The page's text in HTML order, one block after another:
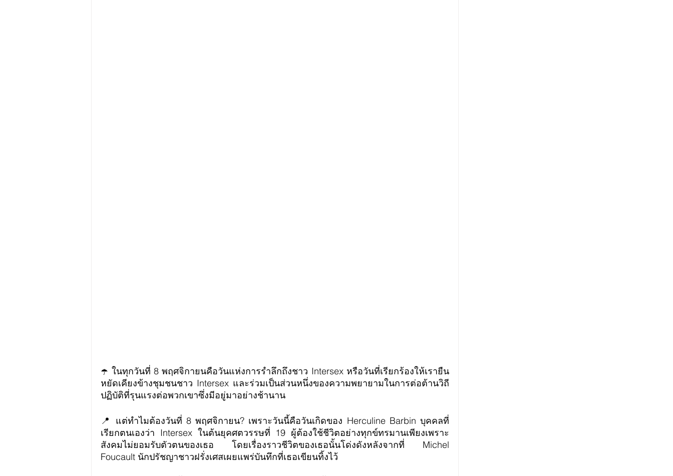
☂️ ในทุกวันที่ 8 พฤศจิกายนคือวันแห่งการรำลึกถึงชาว Intersex หรือวันที่เรียกร้องให้เรายืน
หยัดเคียงข้างชุมชนชาว Intersex และร่วมเป็นส่วนหนึ่งของความพยายามในการต่อต้านวิถี
ปฏิบัติที่รุนแรงต่อพวกเขาซึ่งมีอยู่มาอย่างช้านาน
📍 แต่ทำไมต้องวันที่ 8 พฤศจิกายน? เพราะวันนี้คือวันเกิดของ Herculine Barbin บุคคลที่
เรียกตนเองว่า Intersex ในต้นยุคศตวรรษที่ 19 ผู้ต้องใช้ชีวิตอย่างทุกข์ทรมานเพียงเพราะ
สังคมไม่ยอมรับตัวตนของเธอ โดยเรื่องราวชีวิตของเธอนั้นโด่งดังหลังจากที่ Michel
Foucault นักปรัชญาชาวฝรั่งเศสเผยแพร่บันทึกที่เธอเขียนทิ้งไว้